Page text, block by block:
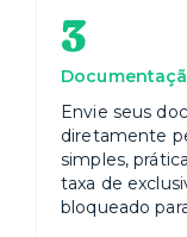
cadastramento/
também
- Gostaríamos
conforto e a
fumar nas
nosso espaço.
um ambiente
ATENÇÃO: O
3
Envie seus
diretamente
simples,
taxa de
bloqueado